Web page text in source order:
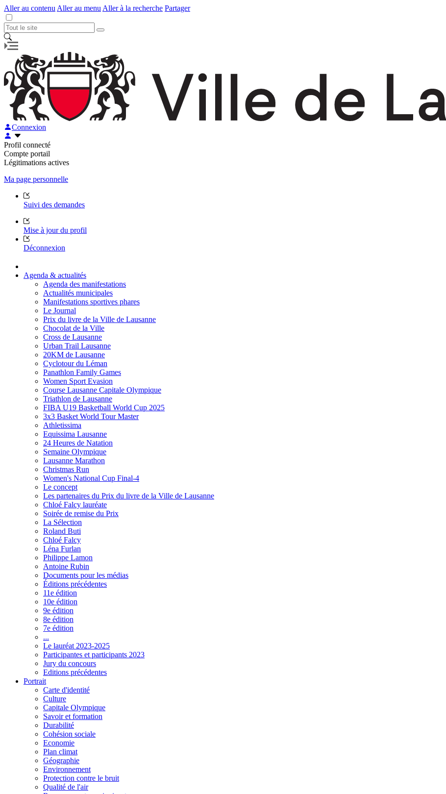
Aller au contenu Aller au menu Aller à la recherche Partager
Connexion
Profil connecté
Compte portail
Légitimations actives
Ma page personnelle
Suivi des demandes
Mise à jour du profil
Déconnexion
Agenda & actualités
Agenda des manifestations
Actualités municipales
Manifestations sportives phares
Le Journal
Prix du livre de la Ville de Lausanne
Chocolat de la Ville
Cross de Lausanne
Urban Trail Lausanne
20KM de Lausanne
Cyclotour du Léman
Panathlon Family Games
Women Sport Evasion
Course Lausanne Capitale Olympique
Triathlon de Lausanne
FIBA U19 Basketball World Cup 2025
3x3 Basket World Tour Master
Athletissima
Equissima Lausanne
24 Heures de Natation
Semaine Olympique
Lausanne Marathon
Christmas Run
Women's National Cup Final-4
Le concept
Les partenaires du Prix du livre de la Ville de Lausanne
Chloé Falcy lauréate
Soirée de remise du Prix
La Sélection
Roland Buti
Chloé Falcy
Léna Furlan
Philippe Lamon
Antoine Rubin
Documents pour les médias
Éditions précédentes
11e édition
10e édition
9e édition
8e édition
7e édition
...
Le lauréat 2023-2025
Participantes et participants 2023
Jury du concours
Editions précédentes
Portrait
Carte d'identité
Culture
Capitale Olympique
Savoir et formation
Durabilité
Cohésion sociale
Economie
Plan climat
Géographie
Environnement
Protection contre le bruit
Qualité de l'air